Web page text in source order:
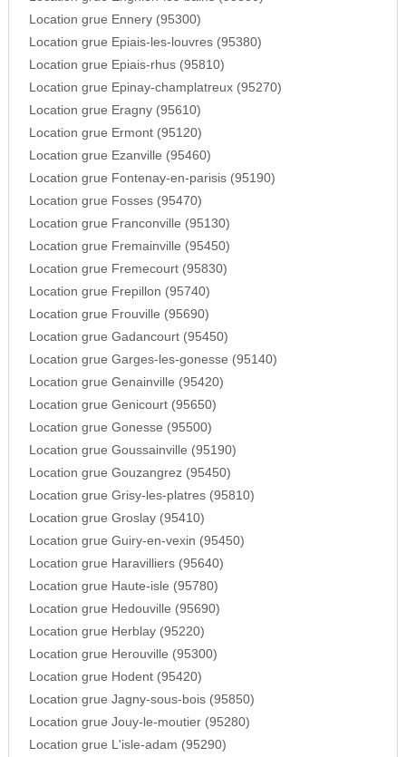
Location grue Ennery (95300)
Location grue Epiais-les-louvres (95380)
Location grue Epiais-rhus (95810)
Location grue Epinay-champlatreux (95270)
Location grue Eragny (95610)
Location grue Ermont (95120)
Location grue Ezanville (95460)
Location grue Fontenay-en-parisis (95190)
Location grue Fosses (95470)
Location grue Franconville (95130)
Location grue Fremainville (95450)
Location grue Fremecourt (95830)
Location grue Frepillon (95740)
Location grue Frouville (95690)
Location grue Gadancourt (95450)
Location grue Garges-les-gonesse (95140)
Location grue Genainville (95420)
Location grue Genicourt (95650)
Location grue Gonesse (95500)
Location grue Goussainville (95190)
Location grue Gouzangrez (95450)
Location grue Grisy-les-platres (95810)
Location grue Groslay (95410)
Location grue Guiry-en-vexin (95450)
Location grue Haravilliers (95640)
Location grue Haute-isle (95780)
Location grue Hedouville (95690)
Location grue Herblay (95220)
Location grue Herouville (95300)
Location grue Hodent (95420)
Location grue Jagny-sous-bois (95850)
Location grue Jouy-le-moutier (95280)
Location grue L'isle-adam (95290)